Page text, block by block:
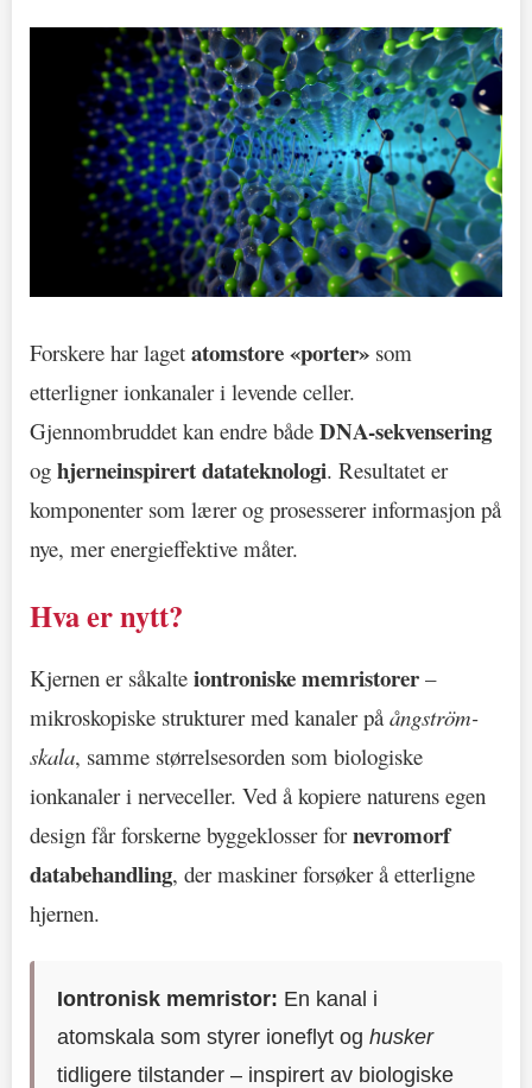
Forskere har laget atomstore «porter» som
etterligner ionkanaler i levende celler.
Gjennombruddet kan endre både DNA-sekvensering
og hjerneinspirert datateknologi. Resultatet er
komponenter som lærer og prosesserer informasjon på
nye, mer energieffektive måter.
Hva er nytt?
Kjernen er såkalte iontroniske memristorer –
mikroskopiske strukturer med kanaler påångström-
skala, samme størrelsesorden som biologiske
ionkanaler i nerveceller. Ved å kopiere naturens egen
design får forskerne byggeklosser fornevromorf
databehandling, der maskiner forsøker å etterligne
hjernen.
Iontronisk memristor: En kanal i
atomskala som styrer ioneflyt oghusker
tidligere tilstander – inspirert av biologiske